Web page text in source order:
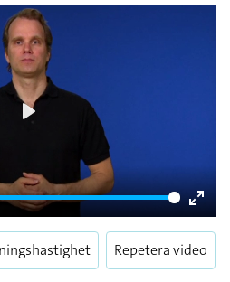
Enter
Repetera video